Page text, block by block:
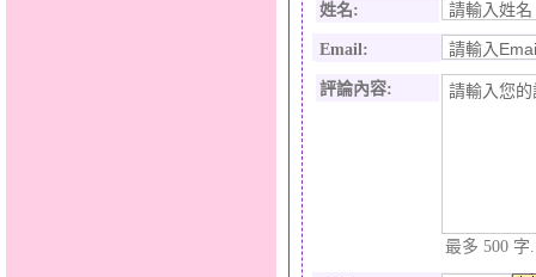
姓名:
Email:
評論內容:
最多 500 字.